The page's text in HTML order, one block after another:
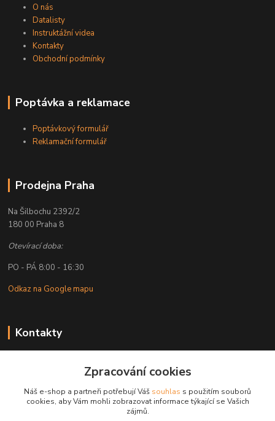
O nás
Datalisty
Instruktážní videa
Kontakty
Obchodní podmínky
Poptávka a reklamace
Poptávkový formulář
Reklamační formulář
Prodejna Praha
Na Šilbochu 2392/2
180 00 Praha 8
Otevírací doba:
PO - PÁ 8:00 - 16:30
Odkaz na Google mapu
Kontakty
+ 420 608 777 028
obchod@golemreklama.cz
Zpracování cookies
Náš e-shop a partneři potřebují Váš souhlas s použitím souborů
cookies, aby Vám mohli zobrazovat informace týkající se Vašich
zájmů.